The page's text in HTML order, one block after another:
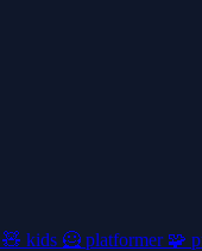
🧸 kids 🦸 platformer 🧩